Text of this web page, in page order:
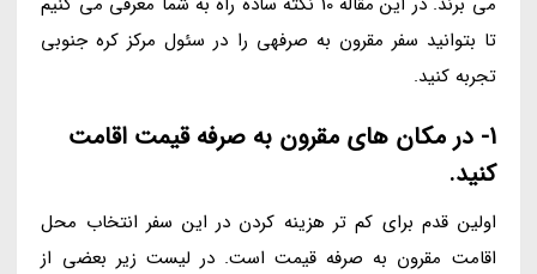
تا بتوانید سفر مقرون به صرفهی را در سئول مرکز کره جنوبی
تجربه کنید.
1- در مکان های مقرون به صرفه قیمت اقامت
کنید.
اولین قدم برای کم تر هزینه کردن در این سفر انتخاب محل
اقامت مقرون به صرفه قیمت است. در لیست زیر بعضی از